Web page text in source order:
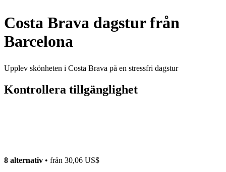
Costa Brava dagstur från
Barcelona
Upplev skönheten i Costa Brava på en stressfri dagstur
Kontrollera tillgänglighet
8 alternativ • från 30,06 US$